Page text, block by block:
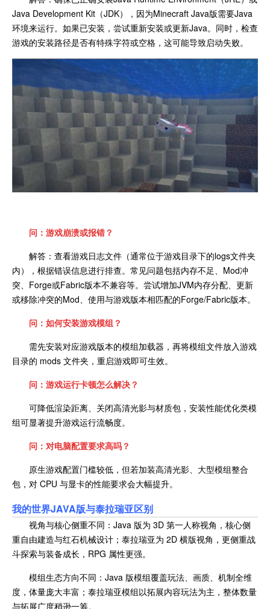
Java Development Kit（JDK），因为Minecraft Java版需要Java
环境来运行。如果已安装，尝试重新安装或更新Java。同时，检查
游戏的安装路径是否有特殊字符或空格，这可能导致启动失败。
问：游戏崩溃或报错？
解答：查看游戏日志文件（通常位于游戏目录下的logs文件夹
内），根据错误信息进行排查。常见问题包括内存不足、Mod冲
突、Forge或Fabric版本不兼容等。尝试增加JVM内存分配、更新
或移除冲突的Mod、使用与游戏版本相匹配的Forge/Fabric版本。
问：如何安装游戏模组？
需先安装对应游戏版本的模组加载器，再将模组文件放入游戏
目录的 mods 文件夹，重启游戏即可生效。
问：游戏运行卡顿怎么解决？
可降低渲染距离、关闭高清光影与材质包，安装性能优化类模
组可显著提升游戏运行流畅度。
问：对电脑配置要求高吗？
原生游戏配置门槛较低，但若加装高清光影、大型模组整合
包，对 CPU 与显卡的性能要求会大幅提升。
我的世界JAVA版与泰拉瑞亚区别
视角与核心侧重不同：Java 版为 3D 第一人称视角，核心侧
重自由建造与红石机械设计；泰拉瑞亚为 2D 横版视角，更侧重战
斗探索与装备成长，RPG 属性更强。
模组生态方向不同：Java 版模组覆盖玩法、画质、机制全维
度，体量庞大丰富；泰拉瑞亚模组以拓展内容玩法为主，整体数量
与拓展广度稍逊一筹。